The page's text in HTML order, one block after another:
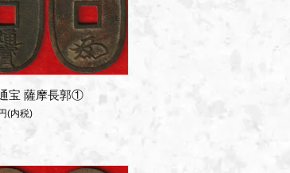
宝 薩摩長郭①
(内税)